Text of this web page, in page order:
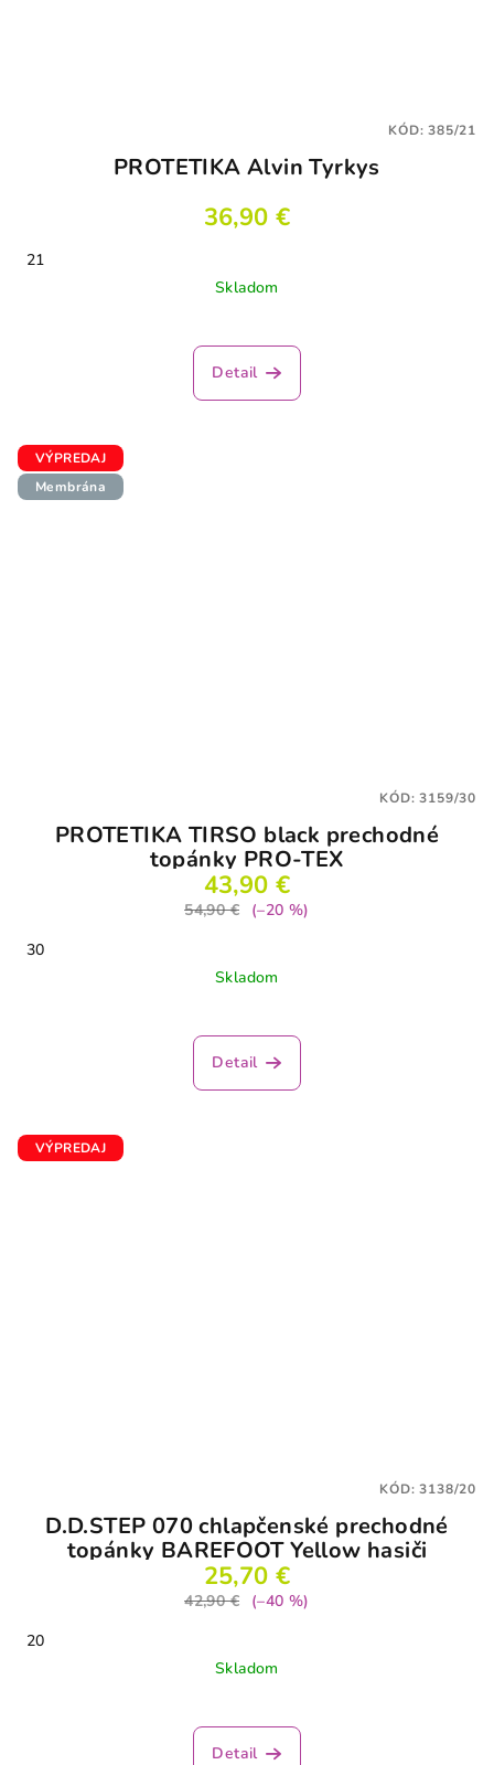
PROTETIKA Alvin Tyrkys
36,90 €
21
Skladom
Detail
KÓD:385/21
VÝPREDAJ
Membrána
PROTETIKA TIRSO black prechodné
topánky PRO-TEX
43,90 €
54,90 €
(–20 %)
30
Skladom
Detail
KÓD:3159/30
VÝPREDAJ
D.D.STEP 070 chlapčenské prechodné
topánky BAREFOOT Yellow hasiči
25,70 €
42,90 €
(–40 %)
20
Skladom
hodnotenie
produktu
Detail
KÓD:3138/20